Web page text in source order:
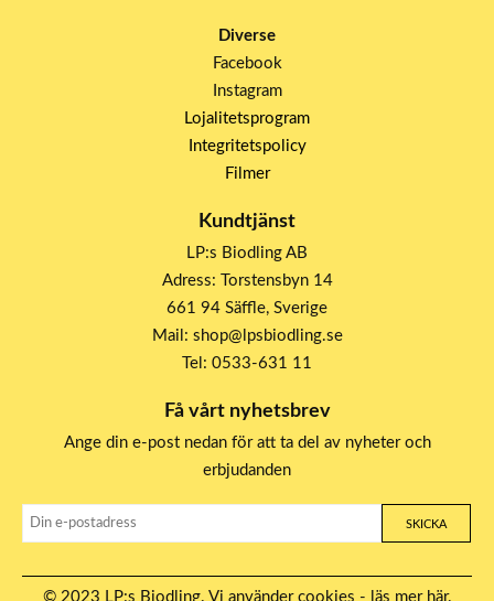
Diverse
Facebook
Instagram
Lojalitetsprogram
Integritetspolicy
Filmer
Kundtjänst
LP:s Biodling AB
Adress: Torstensbyn 14
661 94 Säffle, Sverige
Mail: shop@lpsbiodling.se
Tel: 0533-631 11
Få vårt nyhetsbrev
Ange din e-post nedan för att ta del av nyheter och
erbjudanden
SKICKA
© 2023 LP:s Biodling. Vi använder cookies - läs mer här.